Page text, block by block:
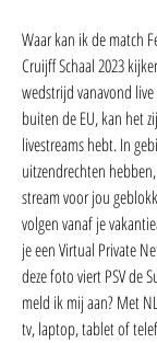
Waar kan ik de match
Cruijff Schaal 2023
wedstrijd vanavond
buiten de EU, kan het
livestreams hebt. In
uitzendrechten
stream voor jou
volgen vanaf je
je een Virtual Private
deze foto viert PSV de
meld ik mij aan? Met
tv, laptop, tablet of